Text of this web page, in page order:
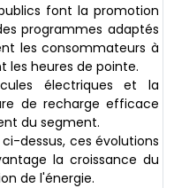
font la promotion
programmes adaptés
les consommateurs à
les heures de pointe.
électriques et la
de recharge efficace
du segment.
dessus, ces évolutions
la croissance du
de l'énergie.